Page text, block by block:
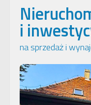
i
na sprzedaż i